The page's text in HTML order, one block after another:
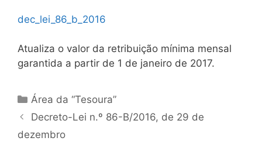
dec_lei_86_b_2016
Atualiza o valor da retribuição mínima mensal
garantida a partir de 1 de janeiro de 2017.
Categorias
Área da “Tesoura”
Navegação
de
Decreto-Lei n.º 86-B/2016, de 29 de
dezembro